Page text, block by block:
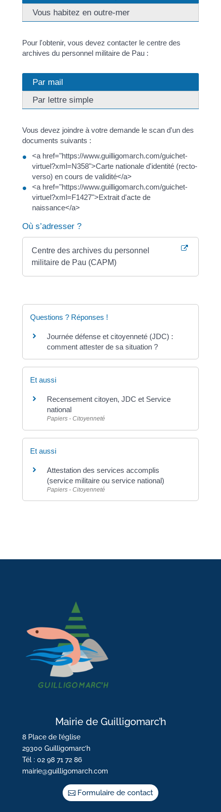
Vous habitez en outre-mer
Pour l'obtenir, vous devez contacter le centre des
archives du personnel militaire de Pau :
Par mail
Par lettre simple
Vous devez joindre à votre demande le scan d'un des
documents suivants :
<a href="https://www.guilligomarch.com/guichet-
virtuel?xml=N358">Carte nationale d'identité (recto-
verso) en cours de validité</a>
<a href="https://www.guilligomarch.com/guichet-
virtuel?xml=F1427">Extrait d'acte de
naissance</a>
Où s’adresser ?
Centre des archives du personnel
militaire de Pau (CAPM)
Questions ? Réponses !
Journée défense et citoyenneté (JDC) :
comment attester de sa situation ?
Et aussi
Recensement citoyen, JDC et Service
national
Papiers - Citoyenneté
Et aussi
Attestation des services accomplis
(service militaire ou service national)
Papiers - Citoyenneté
Mairie de Guilligomarc’h
8 Place de l’église
29300 Guilligomarc’h
Tél : 02 98 71 72 86
mairie@guilligomarch.com
Formulaire de contact